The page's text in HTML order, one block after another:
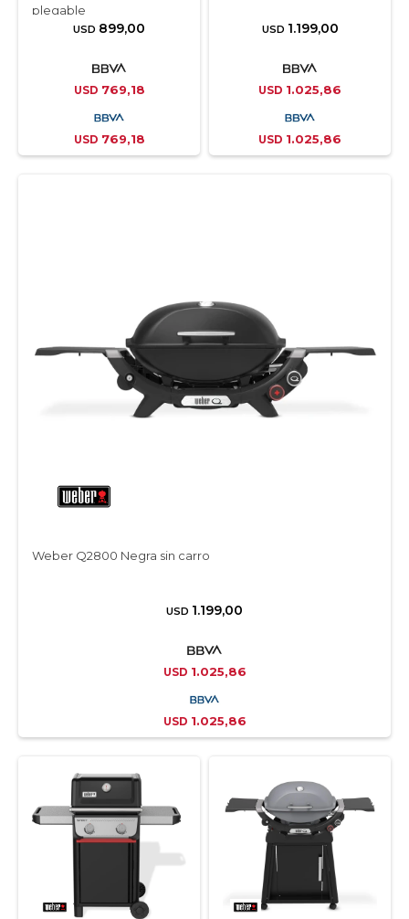
plegable
USD 899,00
USD 769,18
USD 769,18
USD 1.199,00
USD 1.025,86
USD 1.025,86
Weber Q2800 Negra sin carro
USD 1.199,00
USD 1.025,86
USD 1.025,86